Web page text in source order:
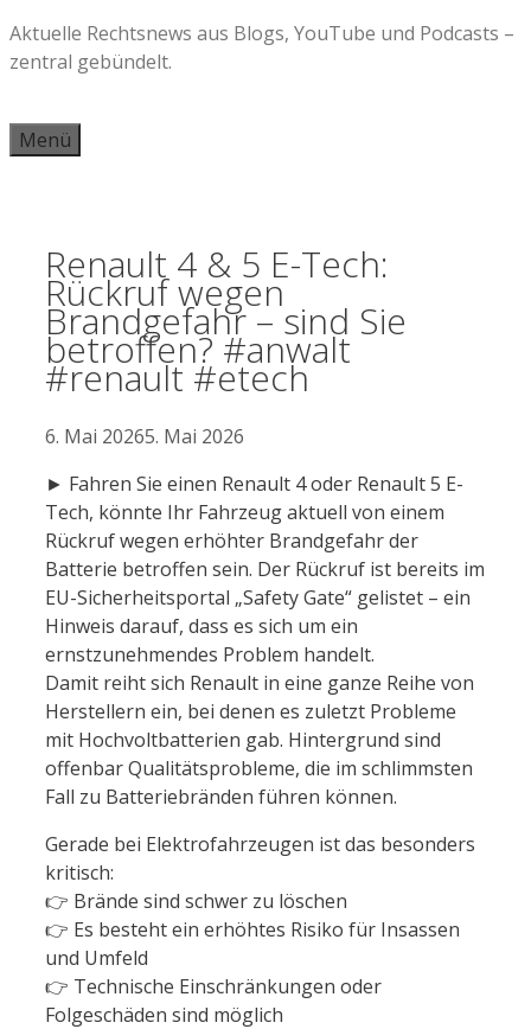
Zum
Inhalt
Aktuelle Rechtsnews aus Blogs, YouTube und Podcasts –
zentral gebündelt.
Menü
Renault 4 & 5 E-Tech:
Rückruf wegen
Brandgefahr – sind Sie
betroffen? #anwalt
#renault #etech
6. Mai 20265. Mai 2026
► Fahren Sie einen Renault 4 oder Renault 5 E-
Tech, könnte Ihr Fahrzeug aktuell von einem
Rückruf wegen erhöhter Brandgefahr der
Batterie betroffen sein. Der Rückruf ist bereits im
EU-Sicherheitsportal „Safety Gate“ gelistet – ein
Hinweis darauf, dass es sich um ein
ernstzunehmendes Problem handelt.
Damit reiht sich Renault in eine ganze Reihe von
Herstellern ein, bei denen es zuletzt Probleme
mit Hochvoltbatterien gab. Hintergrund sind
offenbar Qualitätsprobleme, die im schlimmsten
Fall zu Batteriebränden führen können.
Gerade bei Elektrofahrzeugen ist das besonders
kritisch:
👉 Brände sind schwer zu löschen
👉 Es besteht ein erhöhtes Risiko für Insassen
und Umfeld
👉 Technische Einschränkungen oder
Folgeschäden sind möglich